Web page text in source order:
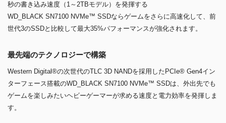
秒の書き込み速度（1～2TBモデル）を発揮する
WD_BLACK SN7100 NVMe™ SSDならゲームをさらに高速化して、前
世代3のSSDと比較して最大35%パフォーマンスが強化されます。
最先端のテクノロジーで構築
Western Digital®の次世代のTLC 3D NANDを採用したPCIe® Gen4イン
ターフェース搭載のWD_BLACK SN7100 NVMe™ SSDは、外出先でも
ゲームを楽しみたいヘビーゲーマーが求める速度と電力効率を発揮しま
す。